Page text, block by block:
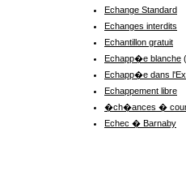
Echange Standard
Echanges interdits
Echantillon gratuit
Echapp�e blanche
Echapp�e dans
Echappement libre
�ch�ances �
Echec � Barnaby